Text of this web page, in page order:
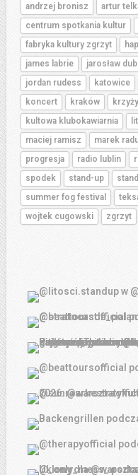
andrzej bronisz artur
centrum spotkania kultur
fabryka kultury zgrzyt
james labrie
jarosław
jordan rudess
katowice
koncert
kraków
kultowa klubokawiarnia
maciej ramisz
marek
progresja
radio lublin
spodek
stand-up
summer fog festival
wojtek cugowski
zgrzyt